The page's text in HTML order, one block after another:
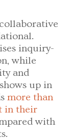
inquiry-
while
and
up in
more than
in their
with